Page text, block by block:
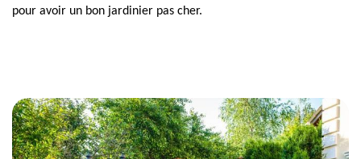
pour avoir un bon jardinier pas cher.